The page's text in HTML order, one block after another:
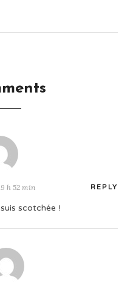
h 52 min REPLY
scotchée !